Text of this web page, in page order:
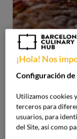
Puntos de
Por lo general,
refiere a
centímetros. Es
¡Hola! Nos
Configuración
Utilizamos cookies
terceros para
usuarios, para
del Site, así como